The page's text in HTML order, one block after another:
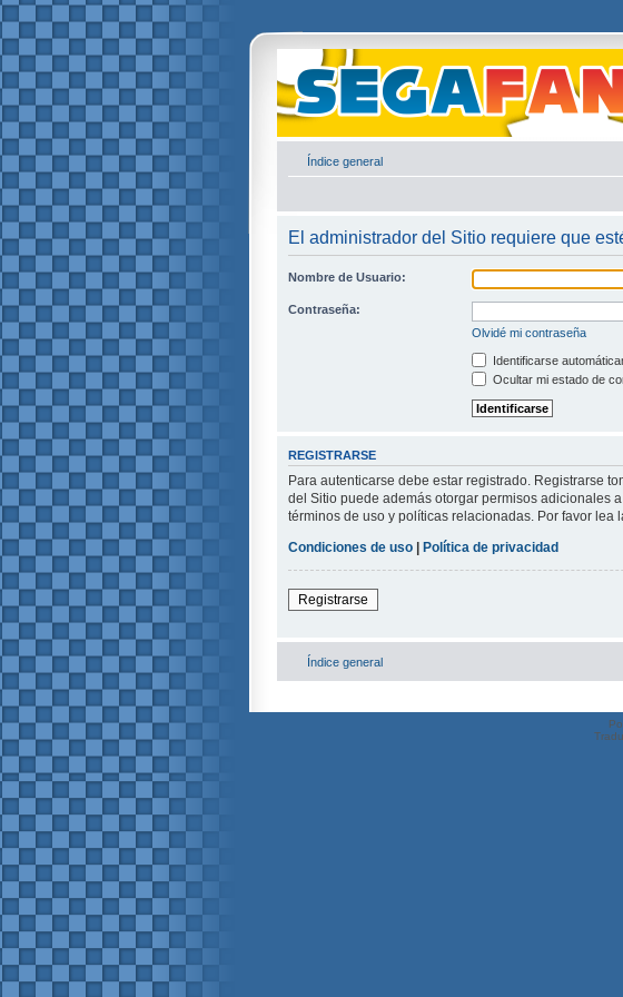
Índice general
El administrador del Sitio requiere que
Nombre de Usuario:
Contraseña:
Olvidé mi contraseña
Identificarse
Ocultar mi estado de
REGISTRARSE
Para autenticarse debe estar registrado. Registrarse
del Sitio puede además otorgar permisos adicionales
términos de uso y políticas relacionadas. Por favor
Condiciones de uso
Política de privacidad
Registrarse
Índice general